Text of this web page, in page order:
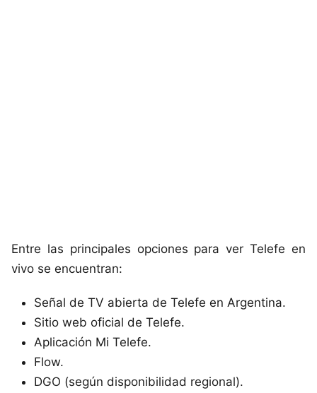
Entre las principales opciones para ver Telefe en
vivo se encuentran:
Señal de TV abierta de Telefe en Argentina.
Sitio web oficial de Telefe.
Aplicación Mi Telefe.
Flow.
DGO (según disponibilidad regional).